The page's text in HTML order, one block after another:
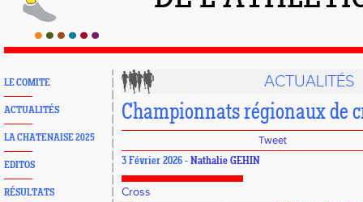
LE COMITE
ACTUALITÉS
LA CHATENAISE 2025
EDITOS
RÉSULTATS
ACTUALITÉS
Championnats régionaux de
Tweet
3 Février 2026 - Nathalie GEHIN
Cross